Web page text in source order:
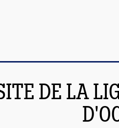
DE LA